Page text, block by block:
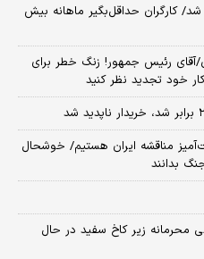
کارگران حداقل‌بگیر ماهانه بیش
آقای رئیس جمهور! زنگ خطر برای
خود تجدید نظر کنید
مناقشه ایران هستیم/ خوشحال
بدانند
محرمانه زیر کاخ سفید در حال